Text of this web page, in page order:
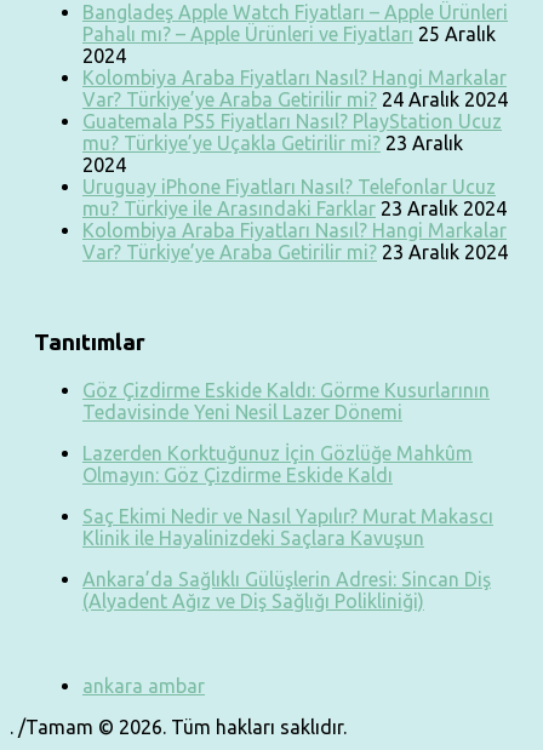
Bangladeş Apple Watch Fiyatları – Apple Ürünleri
Pahalı mı? – Apple Ürünleri ve Fiyatları 25 Aralık
2024
Kolombiya Araba Fiyatları Nasıl? Hangi Markalar
Var? Türkiye’ye Araba Getirilir mi? 24 Aralık 2024
Guatemala PS5 Fiyatları Nasıl? PlayStation Ucuz
mu? Türkiye’ye Uçakla Getirilir mi? 23 Aralık
2024
Uruguay iPhone Fiyatları Nasıl? Telefonlar Ucuz
mu? Türkiye ile Arasındaki Farklar 23 Aralık 2024
Kolombiya Araba Fiyatları Nasıl? Hangi Markalar
Var? Türkiye’ye Araba Getirilir mi? 23 Aralık 2024
Tanıtımlar
Göz Çizdirme Eskide Kaldı: Görme Kusurlarının
Tedavisinde Yeni Nesil Lazer Dönemi
Lazerden Korktuğunuz İçin Gözlüğe Mahkûm
Olmayın: Göz Çizdirme Eskide Kaldı
Saç Ekimi Nedir ve Nasıl Yapılır? Murat Makascı
Klinik ile Hayalinizdeki Saçlara Kavuşun
Ankara’da Sağlıklı Gülüşlerin Adresi: Sincan Diş
(Alyadent Ağız ve Diş Sağlığı Polikliniği)
ankara ambar
. /Tamam © 2026. Tüm hakları saklıdır.